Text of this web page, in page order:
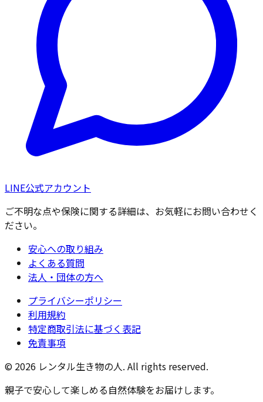
LINE公式アカウント
ご不明な点や保険に関する詳細は、お気軽にお問い合わせく
ださい。
安心への取り組み
よくある質問
法人・団体の方へ
プライバシーポリシー
利用規約
特定商取引法に基づく表記
免責事項
© 2026 レンタル生き物の人. All rights reserved.
親子で安心して楽しめる自然体験をお届けします。